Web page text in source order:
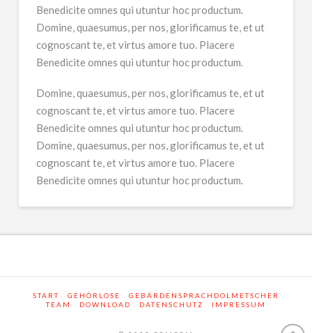
Benedicite omnes qui utuntur hoc productum.
Domine, quaesumus, per nos, glorificamus te, et ut
cognoscant te, et virtus amore tuo. Placere
Benedicite omnes qui utuntur hoc productum.
Domine, quaesumus, per nos, glorificamus te, et ut
cognoscant te, et virtus amore tuo. Placere
Benedicite omnes qui utuntur hoc productum.
Domine, quaesumus, per nos, glorificamus te, et ut
cognoscant te, et virtus amore tuo. Placere
Benedicite omnes qui utuntur hoc productum.
START GEHÖRLOSE
GEBÄRDENSPRACHDOLMETSCHER
TEAM
DOWNLOAD DATENSCHUTZ IMPRESSUM